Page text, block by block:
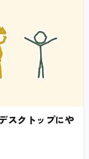
スクトップにや